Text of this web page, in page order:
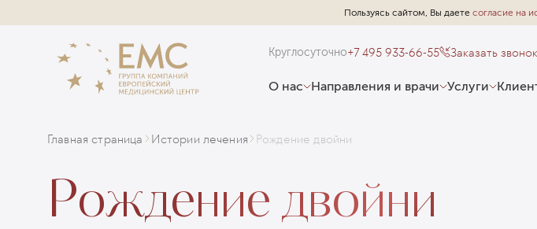
Пользуясь сайтом, Вы даете согласие на
Круглосуточно+7 495 933-66-55 Заказать
О нас Направления и врачи Услуги
Главная страница Истории лечения Рождение двойни
Рождение двойни